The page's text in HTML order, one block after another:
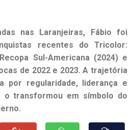
nas Laranjeiras, Fábio foi
recentes do Tricolor:
Sul-Americana (2024) e
de 2022 e 2023. A trajetória
por regularidade, liderança e
o transformou em símbolo do